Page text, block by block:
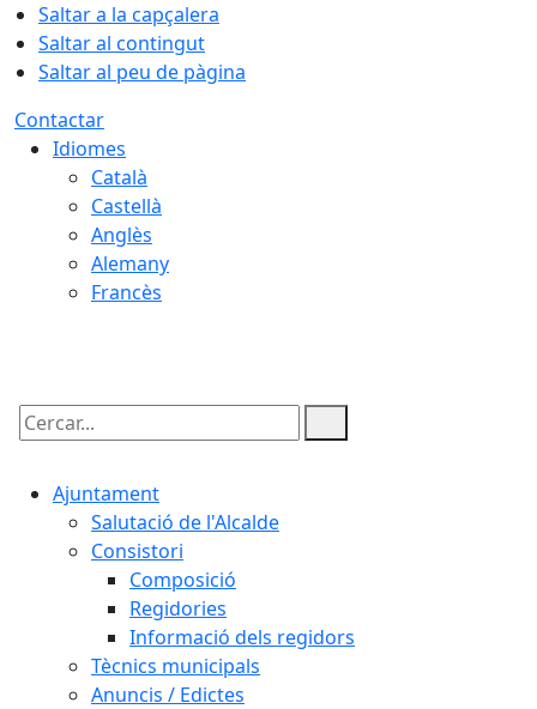
Saltar a la capçalera
Saltar al contingut
Saltar al peu de pàgina
Contactar
Idiomes
Català
Castellà
Anglès
Alemany
Francès
Cercar:
Ajuntament
Salutació de l'Alcalde
Consistori
Composició
Regidories
Informació dels regidors
Tècnics municipals
Anuncis / Edictes